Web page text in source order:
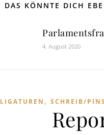
DAS KÖNNTE DICH
4. August 2020
LIGATUREN , SCHREIB/